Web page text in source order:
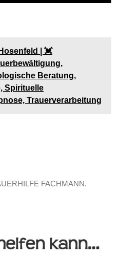
| 💓️️
Beratung,
Spirituelle
Trauerverarbeitung
FACHMANN.